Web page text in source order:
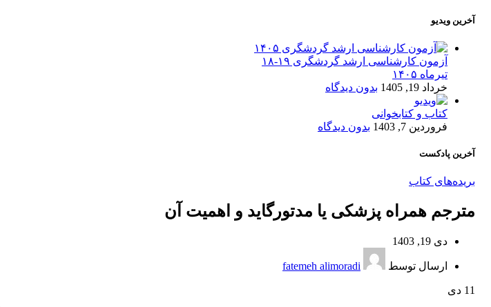
بریده‌های کتاب
مترجم همراه پزشکی یا مدتورگاید و اهمیت آن
دی 19, 1403
ارسال توسط fatemeh alimoradi
11 دی
آخرین ویدیو
آزمون کارشناسی ارشد گردشگری ۱۹-۱۸
تیرماه ۱۴۰۵
خرداد 19, 1405
بدون دیدگاه
کتاب و کتابخوانی
فروردین 7, 1403
بدون دیدگاه
آخرین پادکست